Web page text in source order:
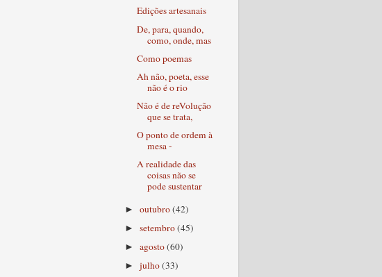
Edições artesanais
De, para, quando,
como, onde, mas
Como poemas
Ah não, poeta, esse
não é o rio
Não é de reVolução
que se trata,
O ponto de ordem à
mesa -
A realidade das
coisas não se
pode sustentar
►outubro(42)
►setembro(45)
►agosto(60)
►julho(33)